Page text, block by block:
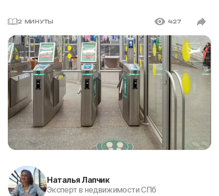
2 МИНУТЫ 427
Наталья Лапчик
Эксперт в недвижимости СПб